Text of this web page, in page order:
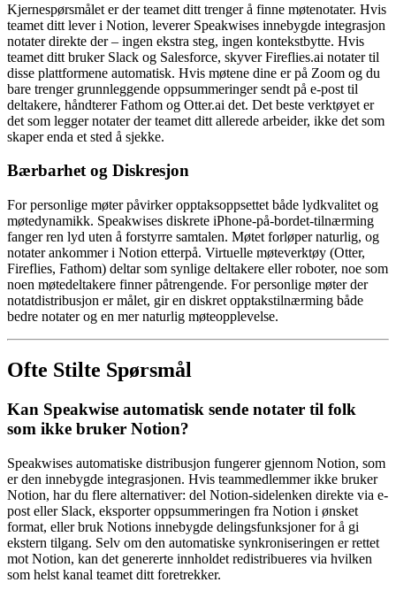
Kjernespørsmålet er der teamet ditt trenger å finne møtenotater. Hvis
teamet ditt lever i Notion, leverer Speakwises innebygde integrasjon
notater direkte der – ingen ekstra steg, ingen kontekstbytte. Hvis
teamet ditt bruker Slack og Salesforce, skyver Fireflies.ai notater til
disse plattformene automatisk. Hvis møtene dine er på Zoom og du
bare trenger grunnleggende oppsummeringer sendt på e-post til
deltakere, håndterer Fathom og Otter.ai det. Det beste verktøyet er
det som legger notater der teamet ditt allerede arbeider, ikke det som
skaper enda et sted å sjekke.
Bærbarhet og Diskresjon
For personlige møter påvirker opptaksoppsettet både lydkvalitet og
møtedynamikk. Speakwises diskrete iPhone-på-bordet-tilnærming
fanger ren lyd uten å forstyrre samtalen. Møtet forløper naturlig, og
notater ankommer i Notion etterpå. Virtuelle møteverktøy (Otter,
Fireflies, Fathom) deltar som synlige deltakere eller roboter, noe som
noen møtedeltakere finner påtrengende. For personlige møter der
notatdistribusjon er målet, gir en diskret opptakstilnærming både
bedre notater og en mer naturlig møteopplevelse.
Ofte Stilte Spørsmål
Kan Speakwise automatisk sende notater til folk
som ikke bruker Notion?
Speakwises automatiske distribusjon fungerer gjennom Notion, som
er den innebygde integrasjonen. Hvis teammedlemmer ikke bruker
Notion, har du flere alternativer: del Notion-sidelenken direkte via e-
post eller Slack, eksporter oppsummeringen fra Notion i ønsket
format, eller bruk Notions innebygde delingsfunksjoner for å gi
ekstern tilgang. Selv om den automatiske synkroniseringen er rettet
mot Notion, kan det genererte innholdet redistribueres via hvilken
som helst kanal teamet ditt foretrekker.